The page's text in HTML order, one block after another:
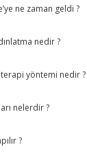
ne zaman geldi ?
nedir ?
yöntemi nedir ?
nelerdir ?
?